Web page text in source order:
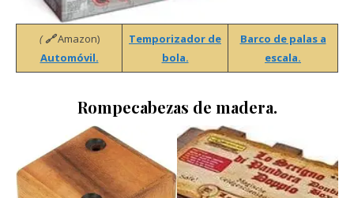
(🔗Amazon)
Automóvil.
Temporizador de
bola.
Barco de palas a
escala.
Rompecabezas de madera.